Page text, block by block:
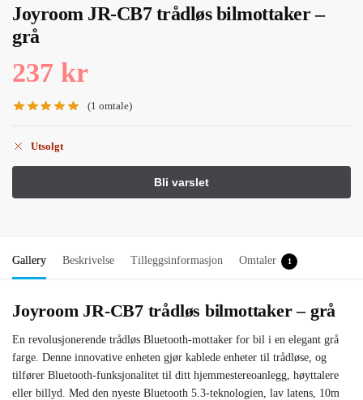
Joyroom JR-CB7 trådløs bilmottaker –
grå
237 kr
(1 omtale)
Utsolgt
Gallery Beskrivelse Tilleggsinformasjon Omtaler 1
Joyroom JR-CB7 trådløs bilmottaker – grå
En revolusjonerende trådløs Bluetooth-mottaker for bil i en elegant grå
farge. Denne innovative enheten gjør kablede enheter til trådløse, og
tilfører Bluetooth-funksjonalitet til ditt hjemmestereoanlegg, høyttalere
eller billyd. Med den nyeste Bluetooth 5.3-teknologien, lav latens, 10m